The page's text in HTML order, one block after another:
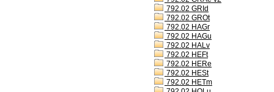
792.02 GRId
792.02 GROt
792.02 HAGr
792.02 HAGu
792.02 HALv
792.02 HEFt
792.02 HERe
792.02 HESt
792.02 HETm